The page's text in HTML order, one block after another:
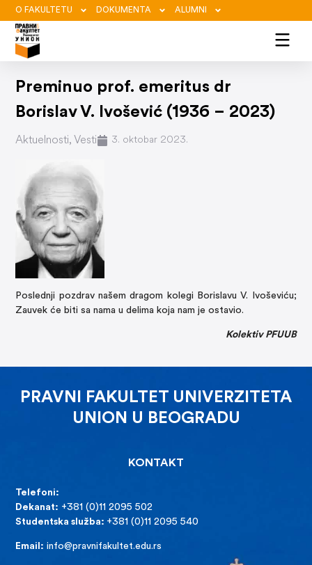
O FAKULTETU DOKUMENTA ALUMNI
Preminuo prof. emeritus dr
Borislav V. Ivošević (1936 – 2023)
Aktuelnosti, Vesti 3. oktobar 2023.
Poslednji pozdrav našem dragom kolegi Borislavu V. Ivoševiću;
Zauvek će biti sa nama u delima koja nam je ostavio.
Kolektiv PFUUB
PRAVNI FAKULTET UNIVERZITETA
UNION U BEOGRADU
KONTAKT
Telefoni:
Dekanat: +381 (0)11 2095 502
Studentska služba: +381 (0)11 2095 540
Email: info@pravnifakultet.edu.rs